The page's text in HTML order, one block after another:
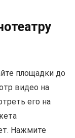
площадки до
видео на
его на
Нажмите